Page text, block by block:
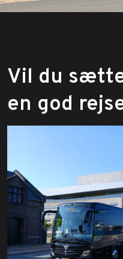
Vil du
en god